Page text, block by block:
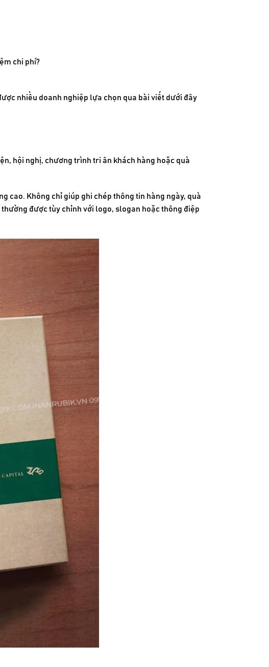
chi phí?
nhiều doanh nghiệp lựa chọn qua bài viết dưới đây
hội nghị, chương trình tri ân khách hàng hoặc quà
cao. Không chỉ giúp ghi chép thông tin hàng ngày, quà
được tùy chỉnh với logo, slogan hoặc thông điệp